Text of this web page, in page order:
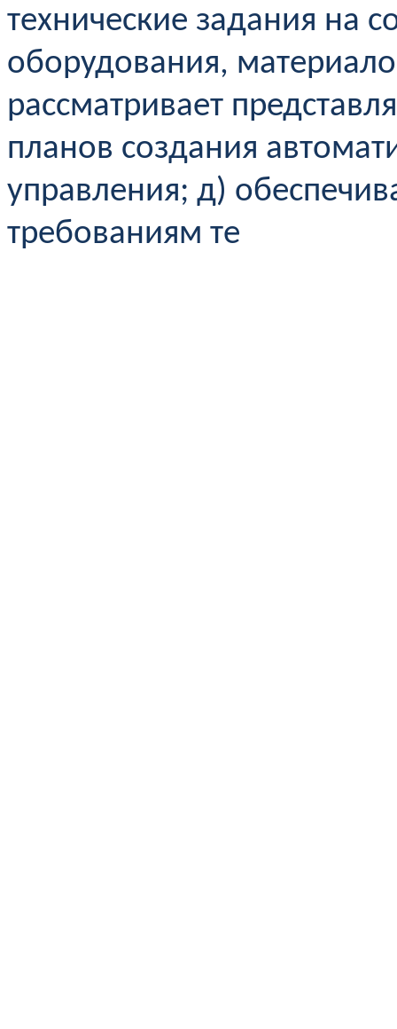
технические задания на
оборудования,
рассматривает
планов создания
управления; д)
требованиям те